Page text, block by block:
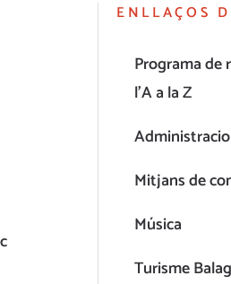
ENLLAÇOS
Programa de
l’A a la Z
Mitjans de
Música
Turisme